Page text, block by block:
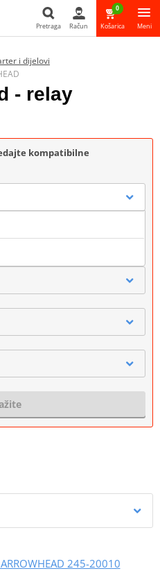
Pretraga Račun
0
Košarica Meni
i dijelovi
- relay
kompatibilne
245-20010